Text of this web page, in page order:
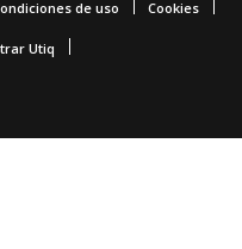
de uso Cookies
Utiq